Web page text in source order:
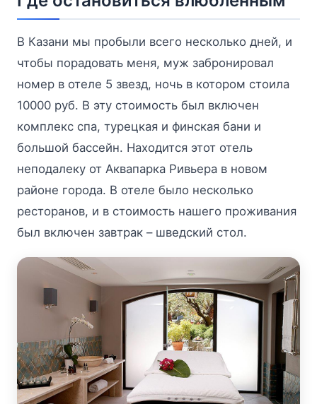
В Казани мы пробыли всего несколько дней, и
чтобы порадовать меня, муж забронировал
номер в отеле 5 звезд, ночь в котором стоила
10000 руб. В эту стоимость был включен
комплекс спа, турецкая и финская бани и
большой бассейн. Находится этот отель
неподалеку от Аквапарка Ривьера в новом
районе города. В отеле было несколько
ресторанов, и в стоимость нашего проживания
был включен завтрак – шведский стол.